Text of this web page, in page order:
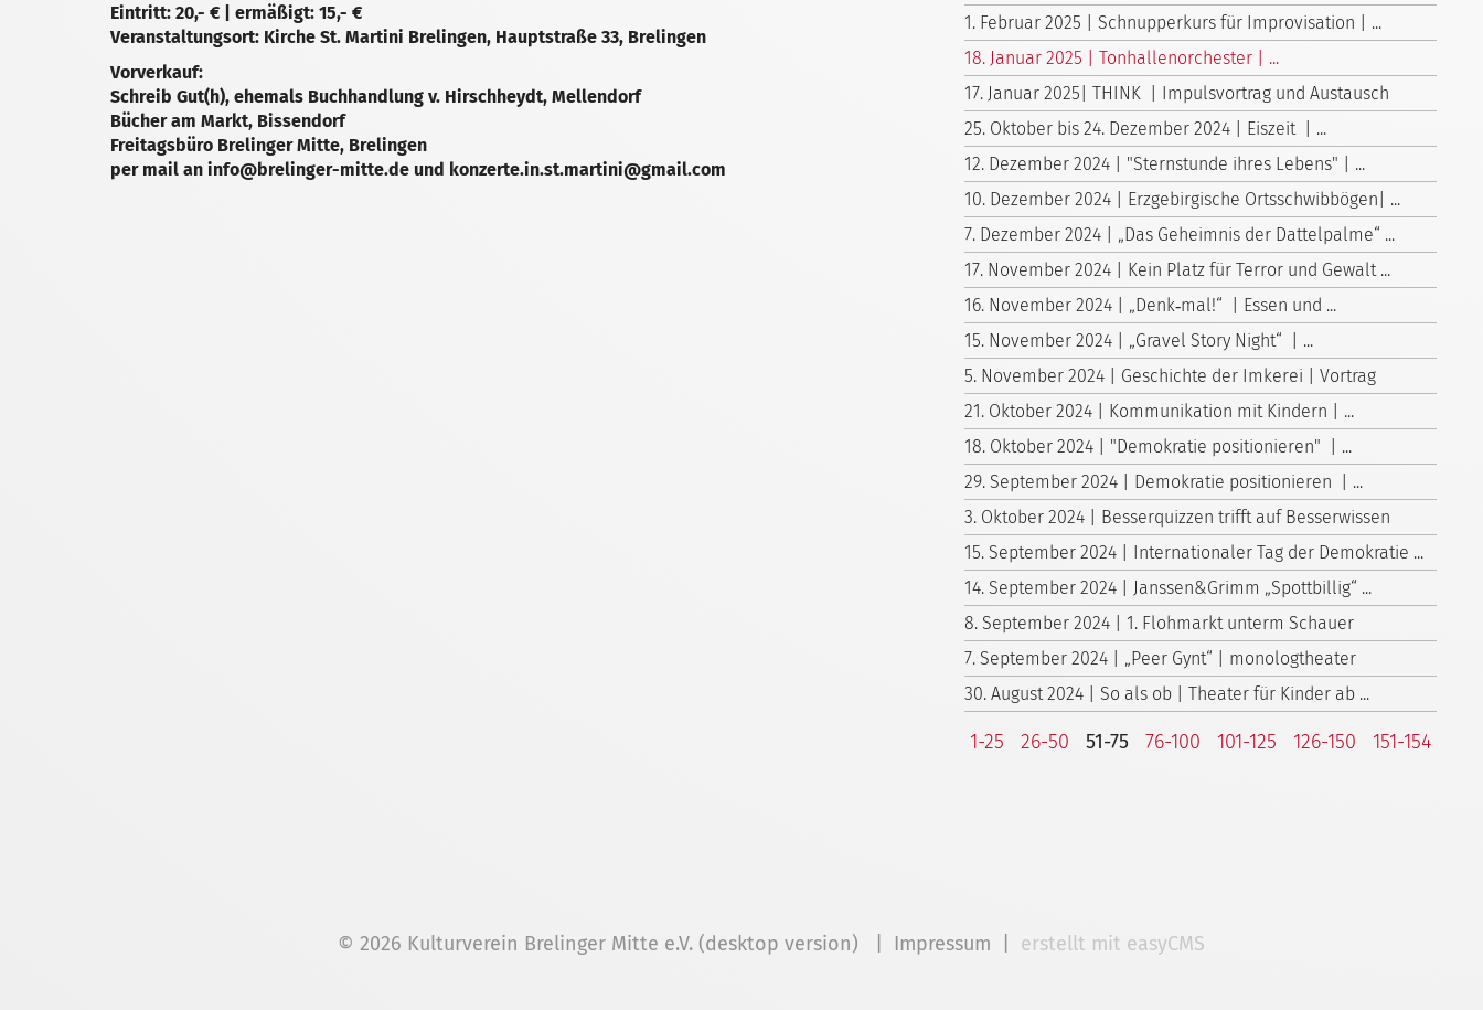
1. Februar 2025 | Schnupperkurs für Improvisation | ...
18. Januar 2025 | Tonhallenorchester | ...
17. Januar 2025| THINK | Impulsvortrag und Austausch
25. Oktober bis 24. Dezember 2024 | Eiszeit | ...
12. Dezember 2024 | "Sternstunde ihres Lebens" | ...
10. Dezember 2024 | Erzgebirgische Ortsschwibbögen| ...
7. Dezember 2024 | „Das Geheimnis der Dattelpalme“ ...
17. November 2024 | Kein Platz für Terror und Gewalt ...
16. November 2024 | „Denk‑mal!“ | Essen und ...
15. November 2024 | „Gravel Story Night“ | ...
5. November 2024 | Geschichte der Imkerei | Vortrag
21. Oktober 2024 | Kommunikation mit Kindern | ...
18. Oktober 2024 | "Demokratie positionieren" | ...
29. September 2024 | Demokratie positionieren | ...
3. Oktober 2024 | Besserquizzen trifft auf Besserwissen
15. September 2024 | Internationaler Tag der Demokratie ...
14. September 2024 | Janssen&Grimm „Spottbillig“ ...
8. September 2024 | 1. Flohmarkt unterm Schauer
7. September 2024 | „Peer Gynt“ | monologtheater
30. August 2024 | So als ob | Theater für Kinder ab ...
1-25 26-50 51-75 76-100 101-125 126-150 151-154
Eintritt: 20,- € | ermäßigt: 15,- €
Veranstaltungsort: Kirche St. Martini Brelingen, Hauptstraße 33, Brelingen
Vorverkauf:
Schreib Gut(h), ehemals Buchhandlung v. Hirschheydt, Mellendorf
Bücher am Markt, Bissendorf
Freitagsbüro Brelinger Mitte, Brelingen
per mail an info@brelinger-mitte.de und konzerte.in.st.martini@gmail.com
© 2026 Kulturverein Brelinger Mitte e.V. (desktop version) | Impressum erstellt mit easyCMS